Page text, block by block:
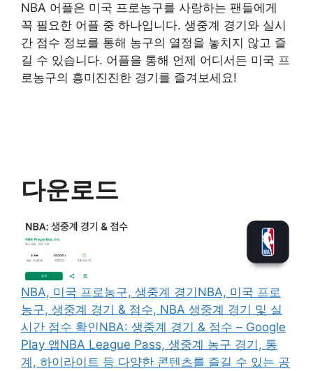
NBA 어플은 미국 프로농구를 사랑하는 팬들에게
꼭 필요한 어플 중 하나입니다. 생중계 경기와 실시
간 점수 정보를 통해 농구의 열정을 놓치지 않고 즐
길 수 있습니다. 어플을 통해 언제 어디서든 미국 프
로농구의 흥미진진한 경기를 즐겨보세요!
다운로드
NBA, 미국 프로농구, 생중계 경기NBA, 미국 프로
농구, 생중계 경기 & 점수, NBA 생중계 경기 및 실
시간 점수 확인NBA: 생중계 경기 & 점수 – Google
Play 앱NBA League Pass, 생중계 농구 경기, 통
계, 하이라이트 등 다양한 콘텐츠를 즐길 수 있는 공